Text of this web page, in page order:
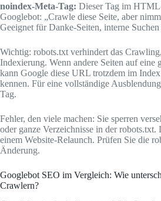
noindex-Meta-Tag: Dieser Tag im
Googlebot: „Crawle diese Seite, aber
Geeignet für Danke-Seiten, interne
Wichtig: robots.txt verhindert das
Indexierung. Wenn andere Seiten auf eine
kann Google diese URL trotzdem im
kennen. Für eine vollständige
Tag.
Fehler, den viele machen: Sie sperren
oder ganze Verzeichnisse in der robots.txt.
einem Website-Relaunch. Prüfen Sie die
Änderung.
Googlebot SEO im Vergleich: Wie
Crawlern?